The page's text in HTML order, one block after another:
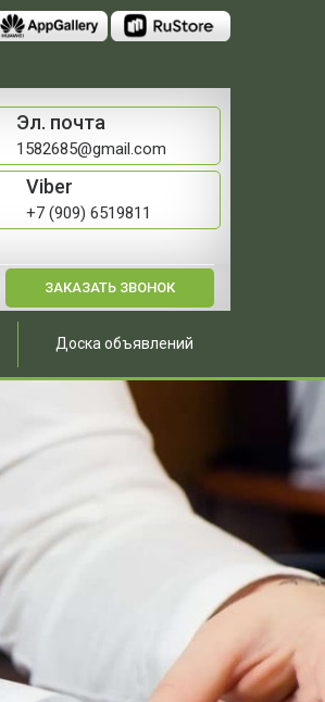
Эл. почта
1582685@gmail.com
Viber
+7 (909) 6519811
ЗАКАЗАТЬ ЗВОНОК
Доска объявлений